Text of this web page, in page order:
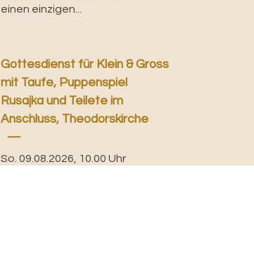
einen einzigen...
Gottesdienst für Klein & Gross
mit Taufe, Puppenspiel
Rusajka und Teilete im
Anschluss, Theodorskirche
So. 09.08.2026, 10.00 Uhr